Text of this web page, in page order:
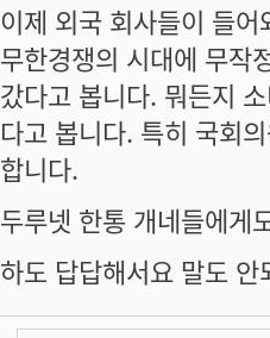
이제 외국 회사들이 들
무한경쟁의 시대에 무작
갔다고 봅니다. 뭐든지
다고 봅니다. 특히 국회
합니다.
두루넷 한통 개네들에게
하도 답답해서요 말도